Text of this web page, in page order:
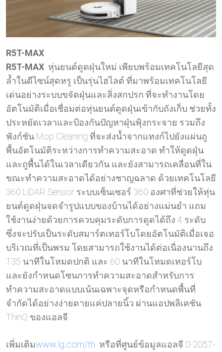
R5T-MAX
R5T-MAX หุ่นยนต์ดูดฝุ่นใหม่ เพียบพร้อมเทคโนโลยีสุด
ล้ำในดีไซน์สุดหรู เป็นรุ่นไฮไลต์ ที่มาพร้อมเทคโนโลยี
เด่นอย่างระบบขจัดฝุ่นและสิ่งสกปรก ที่จะทำงานโดย
อัตโนมัติเมื่อเชื่อมต่อหุ่นยนต์ดูดฝุ่นเข้ากับถังเก็บ ช่วยทั้ง
ประหยัดเวลาและป้องกันปัญหาฝุ่นฟุ้งกระจาย รวมถึง
ฟังก์ชัน Mop Cleaning ที่จะส่งน้ำจากแทงก์ไปยังแผ่นถู
พื้นอัตโนมัติระหว่างการทำความสะอาด ทำให้ดูดฝุ่น
และถูพื้นได้ในเวลาเดียวกัน และยังสามารถเคลื่อนที่ใน
ขณะทำความสะอาดได้อย่างชาญฉลาด ด้วยเทคโนโลยี
360 LiDAR Sensor ระบบเซ็นเซอร์ 360 องศาที่ช่วยให้หุ่น
ยนต์ดูดฝุ่นจดจำรูปแบบของบ้านได้อย่างแม่นยำ แถม
ใช้งานง่ายด้วยการควบคุมระดับการดูดได้ถึง 4 ระดับ
ซึ่งจะปรับเป็นระดับสมาร์ตเทอร์โบโดยอัตโนมัติเมื่อเจอ
บริเวณที่เป็นพรม โดยสามารถใช้งานได้ต่อเนื่องนานถึง
135 นาทีในโหมดปกติ และ 60 นาทีในโหมดเทอร์โบ
และยังกำหนดโซนการทำความสะอาดสำหรับการ
ทำความสะอาดแบบเน้นเฉพาะจุดหรือกำหนดพื้นที่
จำกัดได้อย่างง่ายดายแค่ปลายนิ้ว ผ่านแอปพลิเคชัน
ThinQ ของแอลจี
เพิ่มเติมwww.lg.com/th หรือที่ศูนย์ข้อมูลแอลจี 0-2057-